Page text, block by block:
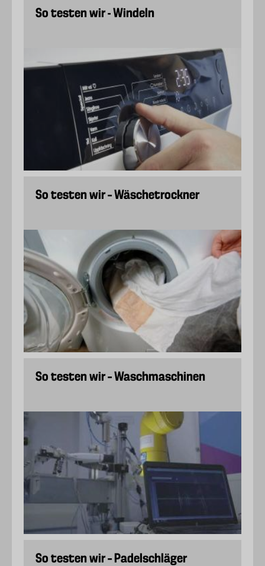
So testen wir - Windeln
So testen wir – Wäschetrockner
So testen wir – Waschmaschinen
So testen wir – Padelschläger